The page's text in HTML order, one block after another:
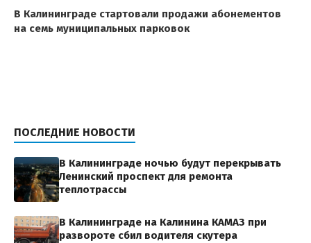
В Калининграде стартовали продажи абонементов
на семь муниципальных парковок
ПОСЛЕДНИЕ НОВОСТИ
В Калининграде ночью будут перекрывать
Ленинский проспект для ремонта
теплотрассы
В Калининграде на Калинина КАМАЗ при
развороте сбил водителя скутера